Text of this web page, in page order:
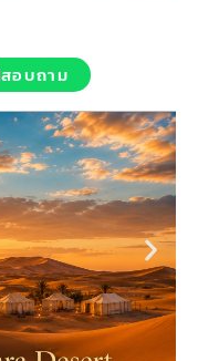
สอบถาม